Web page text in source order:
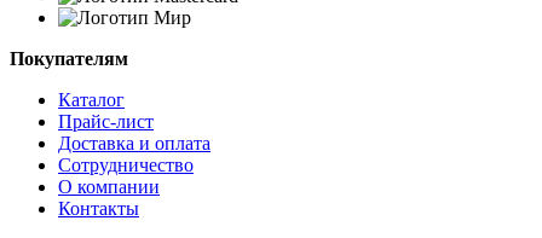
Покупателям
Каталог
Прайс-лист
Доставка и оплата
Сотрудничество
О компании
Контакты